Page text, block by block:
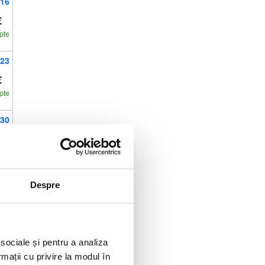
Despre
și pentru a analiza
cu privire la modul în
23
30